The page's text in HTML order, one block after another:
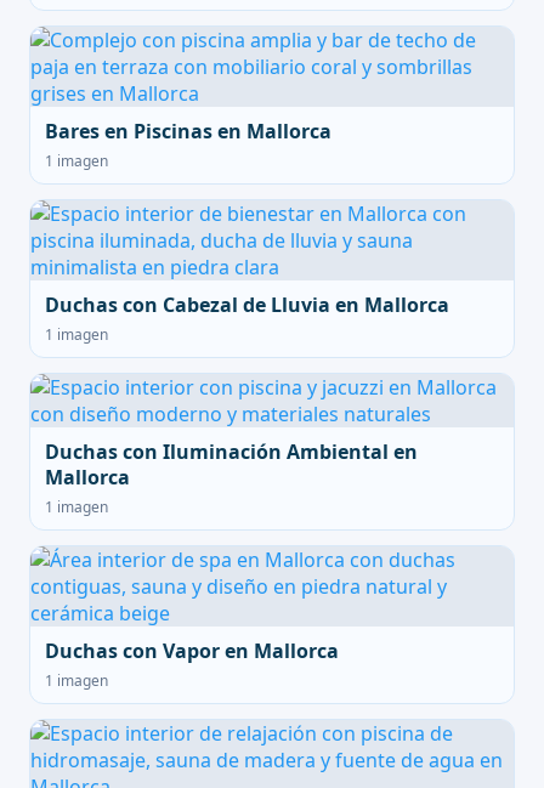
Bares en Piscinas en Mallorca
1 imagen
Duchas con Cabezal de Lluvia en Mallorca
1 imagen
Duchas con Iluminación Ambiental en
Mallorca
1 imagen
Duchas con Vapor en Mallorca
1 imagen